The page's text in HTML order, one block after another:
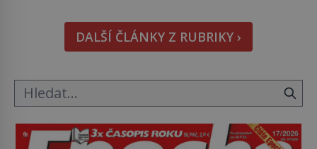
pověsil Napoleon? Samotný císař Napoleon
Bonaparte (1769–1821) má pro malbu slabost, a
tak si ji ještě jako první konzul přemístí do své
DALŠÍ ČLÁNKY Z RUBRIKY ›